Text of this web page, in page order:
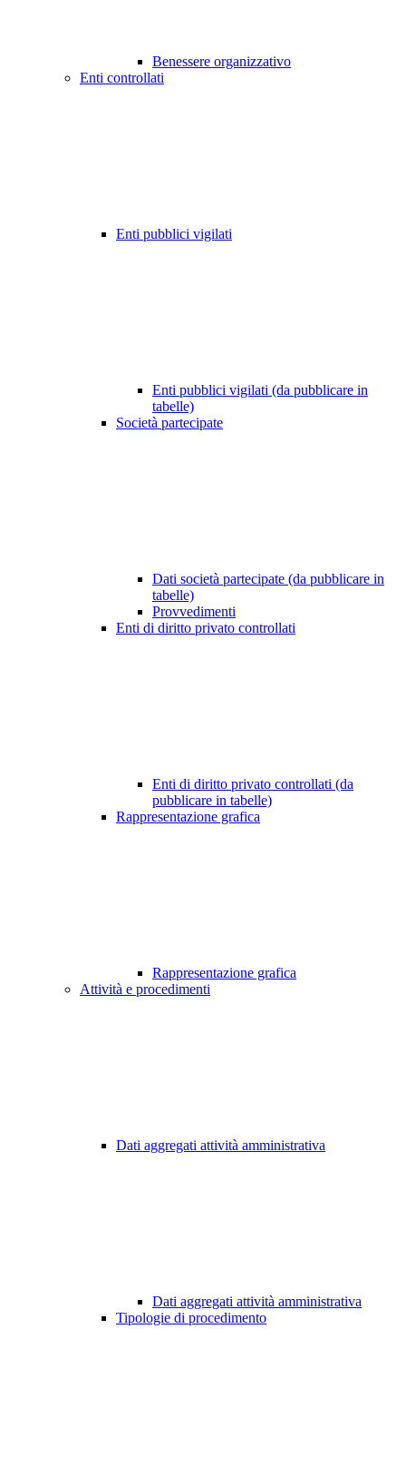
Benessere organizzativo
Enti controllati
Enti pubblici vigilati
Enti pubblici vigilati (da pubblicare in
tabelle)
Società partecipate
Dati società partecipate (da pubblicare in
tabelle)
Provvedimenti
Enti di diritto privato controllati
Enti di diritto privato controllati (da
pubblicare in tabelle)
Rappresentazione grafica
Rappresentazione grafica
Attività e procedimenti
Dati aggregati attività amministrativa
Dati aggregati attività amministrativa
Tipologie di procedimento